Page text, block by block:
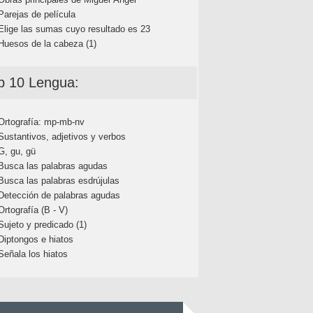
de película
las sumas cuyo resultado es 23
de la cabeza (1)
10 Lengua:
mp-mb-nv
adjetivos y verbos
gu, gü
las palabras agudas
las palabras esdrújulas
de palabras agudas
(B - V)
y predicado (1)
e hiatos
los hiatos